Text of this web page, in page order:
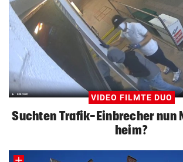
VIDEO FILMTE DUO
Suchten Trafik-Einbrecher nun
heim?